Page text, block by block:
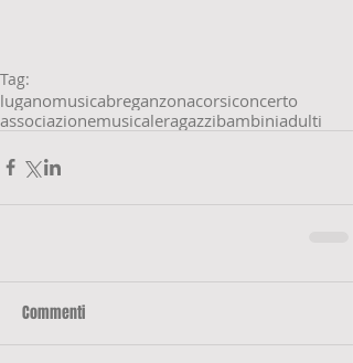
Tag:
luganomusicabreganzonacorsiconcerto
associazionemusicaleragazzibambiniadulti
Commenti